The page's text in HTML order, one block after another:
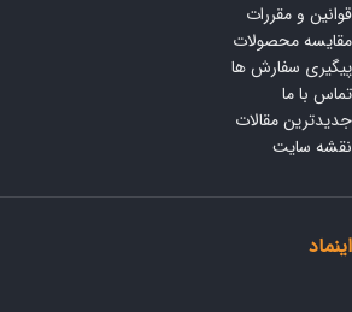
قوانین و مقررات
مقایسه محصولات
پیگیری سفارش ها
تماس با ما
جدیدترین مقالات
نقشه سایت
اینماد